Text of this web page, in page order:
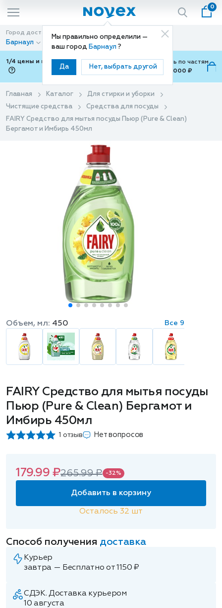
Мы правильно определили —
ваш город Барнаул ?
Да Нет, выбрать другой
0
Город доставки
Барнаул
Способ доставки
Доставка
1/4 цены и покупки ваши с Подели
Можно оплатить по частям
от 700 ₽ до 15,000 ₽
Главная Каталог
Для стирки и уборки
Чистящие средства
Средства для посуды
FAIRY Средство для мытья посуды Пьюр (Pure & Clean)
Бергамот и Имбирь 450мл
FAIRY Средство для мытья посуды
Пьюр (Pure & Clean) Бергамот и
Имбирь 450мл
1 отзыв Нет вопросов
Объем, мл: 450 Все 9
179.99 ₽265.99 ₽ -32%
Добавить в корзину
Осталось32 шт
Способ получения доставка
Курьер
завтра — Бесплатно от 1150 ₽
СДЭК. Доставка курьером
10 августа